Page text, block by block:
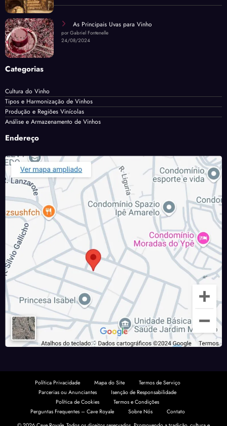
As Principais Uvas para Vinho
por Gabriel Fontenelle
24/08/2024
Categorias
Cultura do Vinho
Tipos e Harmonização de Vinhos
Produção e Regiões Vinícolas
Análise e Armazenamento de Vinhos
Endereço
Política Privacidade Mapa do Site
Termos de Serviço
Parcerias ou Anunciantes
Isenção de Responsabilidade
Política de Cookies
Termos e Condições
Perguntas Frequentes – Cave Royale
Sobre Nós
Contato